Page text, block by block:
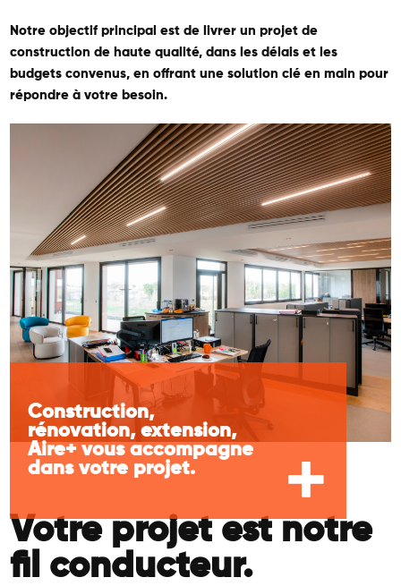
Notre objectif principal est de livrer un projet de
construction de haute qualité, dans les délais et les
budgets convenus, en offrant une solution clé en main pour
répondre à votre besoin.
Construction,
rénovation, extension,
Aire+ vous accompagne
dans votre projet.
Votre projet est notre
fil conducteur.